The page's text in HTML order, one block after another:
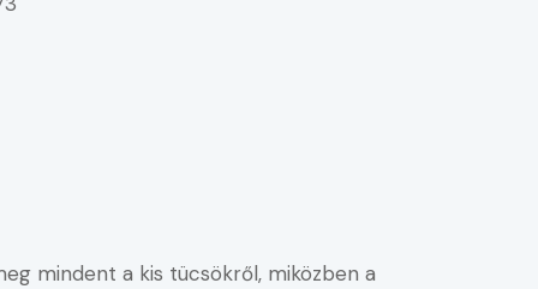
mindent a kis tücsökről, miközben a